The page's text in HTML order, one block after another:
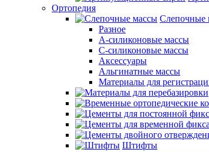
Ортопедия
Слепочные
Разное
А-силиконовые массы
С-силиконовые массы
Аксессуары
Альгинатные массы
Материалы для
Штифты